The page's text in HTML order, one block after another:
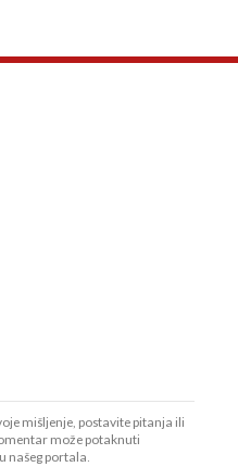
mišljenje, postavite pitanja ili
može potaknuti
našeg portala.